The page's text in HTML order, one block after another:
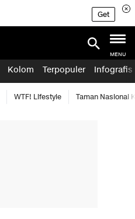
Get
MENU
Kolom Terpopuler Infografis
WTF! Lifestyle Taman Nasional